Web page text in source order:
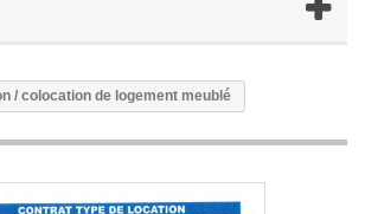
/ colocation de logement meublé